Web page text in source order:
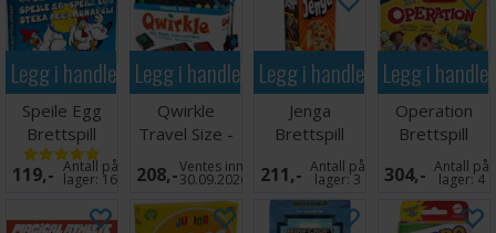
Legg i handlekurven
Speile Egg
Brettspill
119,- Antall på
lager: 16
Legg i handlekurven
Qwirkle
Travel Size -
Reiseutgave
208,-Ventes inn
30.09.2026
Legg i handlekurven
Jenga
Brettspill
211,- Antall på
lager:3
Legg i
Operation
Brettspill
304,- Antall på
lager:4